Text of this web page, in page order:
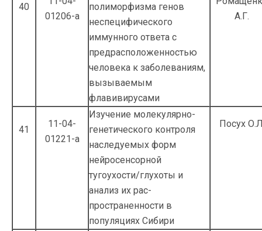
40
01206-а
полиморфизма генов
неспецифического
иммунного ответа с
предрасположенностью
человека к заболе­ваниям,
вызываемым
флавивирусами
А.Г.
41
11-04-
01221-а
Изучение молекулярно-
генетического контроля
наследуемых форм
нейросенсор­ной
тугоухости/глухоты и
анализ их рас­
пространенности в
популяциях Сибири
Посух